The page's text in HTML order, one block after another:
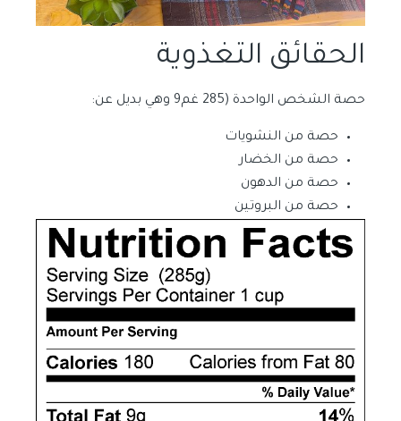
الحقائق التغذوية
حصة الشخص الواحدة (285 غم9 وهي بديل عن:
حصة من النشويات
حصة من الخضار
حصة من الدهون
حصة من البروتين